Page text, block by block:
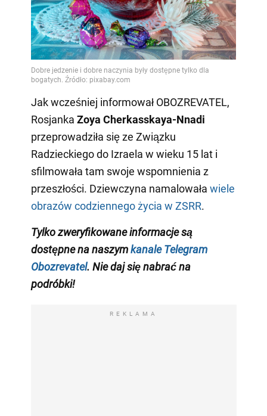
Jak wcześniej informował OBOZREVATEL,
Rosjanka Zoya Cherkasskaya-Nnadi
przeprowadziła się ze Związku
Radzieckiego do Izraela w wieku 15 lat i
sfilmowała tam swoje wspomnienia z
przeszłości. Dziewczyna namalowała wiele
obrazów codziennego życia w ZSRR.
Tylko zweryfikowane informacje są
dostępne na naszymkanale Telegram
Obozrevatel. Nie daj się nabrać na
podróbki!
REKLAMA